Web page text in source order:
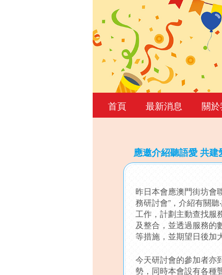
首頁 最新消息 關
應邀介紹聽語愛 共建
to
top
昨日本會應澳門街坊會
務研討會”，介紹有關
工作，計劃主動查找服
及整合，並透過服務的
等措施，並期望日後加
今天研討會的參加者亦
勢，同時本會設有各種